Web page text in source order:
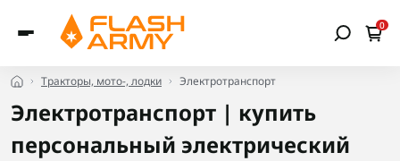
0
Тракторы, мото-, лодки Электротранспорт
Электротранспорт | купить
персональный электрический